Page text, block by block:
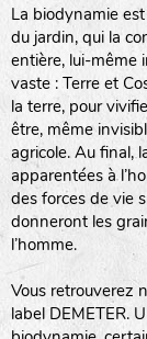
La biodynamie
du jardin, qui la
entière, lui-même
vaste : Terre et
la terre, pour
être, même
agricole. Au final,
apparentées à
des forces de vie
donneront les
l’homme.
Vous retrouverez
label DEMETER.
LA RÉFÉRENCE :
F : Fleurs.
Les autres
: Engrais
L: Légumes
A: